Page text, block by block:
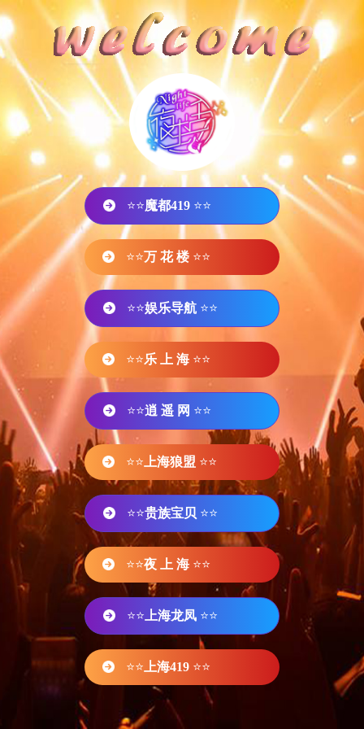
⭐⭐魔都419 ⭐⭐
⭐⭐万 花 楼 ⭐⭐
⭐⭐娱乐导航 ⭐⭐
⭐⭐乐 上 海 ⭐⭐
⭐⭐逍 遥 网 ⭐⭐
⭐⭐ 上海狼盟 ⭐⭐
⭐⭐贵族宝贝 ⭐⭐
⭐⭐夜 上 海 ⭐⭐
⭐⭐ 上海龙凤 ⭐⭐
⭐⭐ 上海419 ⭐⭐